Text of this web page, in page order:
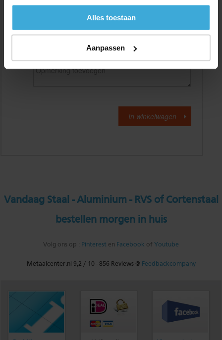
Alles toestaan
Aanpassen
Alle bedragen zijn excl. 21% BTW
Vandaag Staal - Aluminium - RVS of Cortenstaal
bestellen morgen in huis
Volg ons op : Pinterest en Facebook of Youtube
Metaalcenter.nl 9,2 / 10 -856 Reviews @ Feedbackcompany